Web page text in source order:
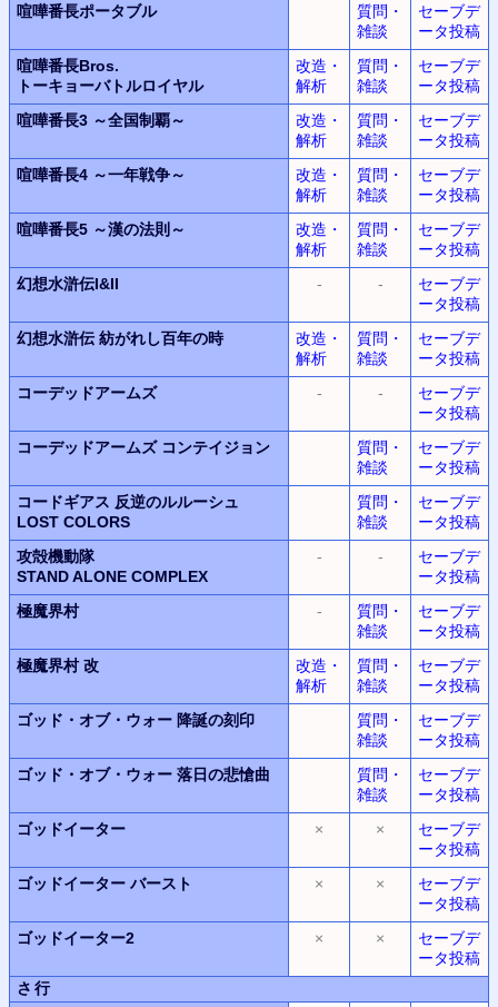
喧嘩番長ポータブル
質問・
雑談
セーブデ
ータ投稿
喧嘩番長Bros.
トーキョーバトルロイヤル
改造・
解析
質問・
雑談
セーブデ
ータ投稿
喧嘩番長3 ～全国制覇～
改造・
解析
質問・
雑談
セーブデ
ータ投稿
喧嘩番長4 ～一年戦争～
改造・
解析
質問・
雑談
セーブデ
ータ投稿
喧嘩番長5 ～漢の法則～
改造・
解析
質問・
雑談
セーブデ
ータ投稿
幻想水滸伝I&II
- -
セーブデ
ータ投稿
幻想水滸伝 紡がれし百年の時
改造・
解析
質問・
雑談
セーブデ
ータ投稿
コーデッドアームズ
- -
セーブデ
ータ投稿
コーデッドアームズ コンテイジョン
質問・
雑談
セーブデ
ータ投稿
コードギアス 反逆のルルーシュ
LOST COLORS
質問・
雑談
セーブデ
ータ投稿
攻殻機動隊
STAND ALONE COMPLEX
- -
セーブデ
ータ投稿
極魔界村
-
質問・
雑談
セーブデ
ータ投稿
極魔界村 改
改造・
解析
質問・
雑談
セーブデ
ータ投稿
ゴッド・オブ・ウォー 降誕の刻印
質問・
雑談
セーブデ
ータ投稿
ゴッド・オブ・ウォー 落日の悲愴曲
質問・
雑談
セーブデ
ータ投稿
ゴッドイーター
× ×
セーブデ
ータ投稿
ゴッドイーター バースト × ×
セーブデ
ータ投稿
ゴッドイーター2
× ×
セーブデ
ータ投稿
さ行